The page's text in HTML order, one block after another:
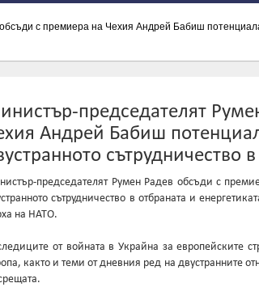
с премиера на Чехия Андрей Бабиш
председателят
Андрей Бабиш
сътрудничество
председателят Румен Радев обсъди с
сътрудничество в отбраната и
на НАТО.
от войната в Украйна за европейските
както и теми от дневния ред на двустранните